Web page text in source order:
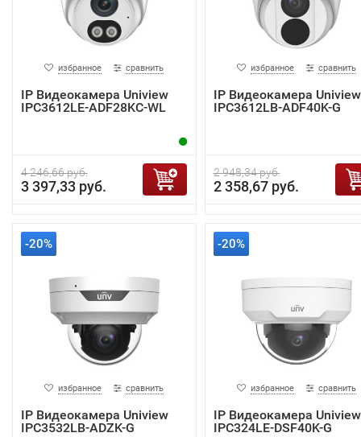
избранное сравнить
IP Видеокамера Uniview
IPC3612LE-ADF28KC-WL
4 246,66 руб.
3 397,33 руб.
избранное сравнить
IP Видеокамера Uniview
IPC3612LB-ADF40K-G
2 948,34 руб.
2 358,67 руб.
-20%
избранное сравнить
IP Видеокамера Uniview
IPC3532LB-ADZK-G
-20%
избранное сравнить
IP Видеокамера Uniview
IPC324LE-DSF40K-G